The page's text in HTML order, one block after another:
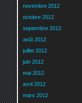
novembre 2012
octobre 2012
septembre 2012
août 2012
juillet 2012
juin 2012
mai 2012
avril 2012
mars 2012